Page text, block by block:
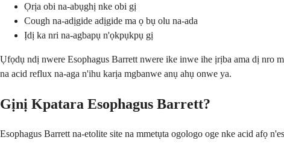
Ọrịa obi na-abụghị nke obi gị
Cough na-adịgide adịgide ma ọ bụ olu na-ada
Ịdị ka nri na-agbapụ n'ọkpụkpụ gị
Ụfọdụ ndị nwere Esophagus Barrett nwere ike inwe ihe ịrịba ama dị nro
na acid reflux na-aga n'ihu karịa mgbanwe anụ ahụ onwe ya.
Gịnị Kpatara Esophagus Barrett?
Esophagus Barrett na-etolite site na mmetụta ogologo oge nke acid afọ